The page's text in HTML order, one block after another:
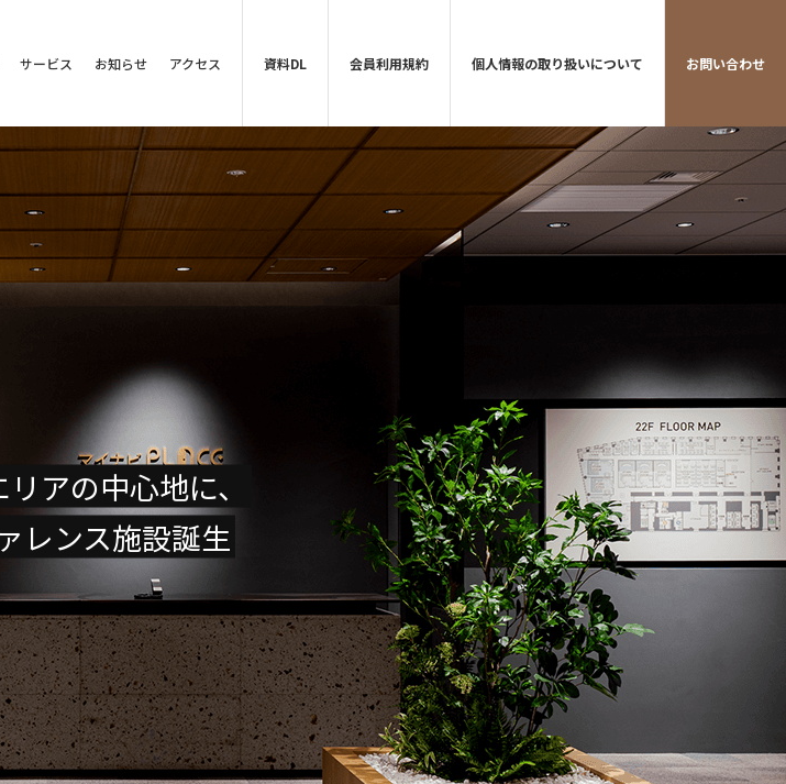
サービス お知らせ アクセス 資料DL 会員利用規約 個人情報の取り扱いについて お問い合わせ
アの中心地に、
レンス施設誕生